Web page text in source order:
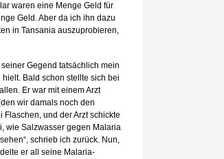
waren eine Menge Geld für
Geld. Aber da ich ihn dazu
in Tansania auszuprobieren,
Gegend tatsächlich mein
Bald schon stellte sich bei
Er war mit einem Arzt
wir damals noch den
Flaschen, und der Arzt schickte
wie Salzwasser gegen Malaria
schrieb ich zurück. Nun,
er all seine Malaria-